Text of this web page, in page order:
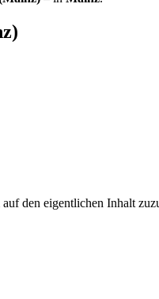
den eigentlichen Inhalt